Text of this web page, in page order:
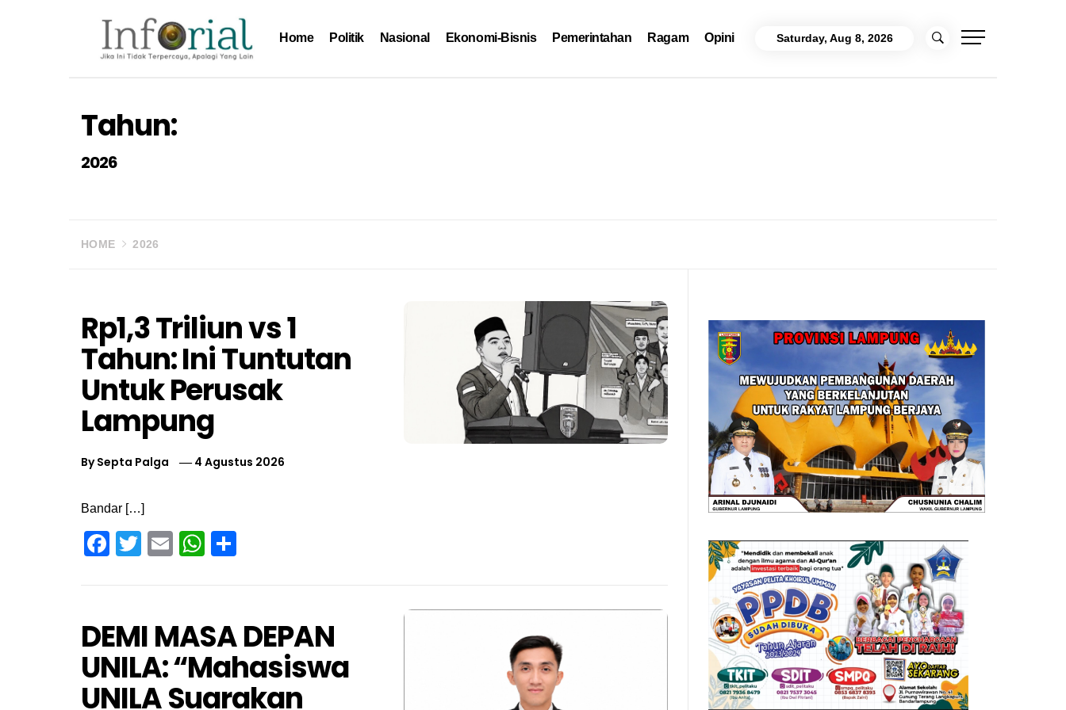
content
Home Politik Nasional Ekonomi-Bisnis Pemerintahan Ragam Opini Saturday, Aug 8, 2026
Tahun:
2026
HOME 2026
Rp1,3 Triliun vs 1
Tahun: Ini Tuntutan
Untuk Perusak
Lampung
BySepta Palga 4 Agustus 2026
Bandar […]
Facebook
TwitterEmailWhatsApp
DEMI MASA DEPAN
UNILA: “Mahasiswa
UNILA Suarakan